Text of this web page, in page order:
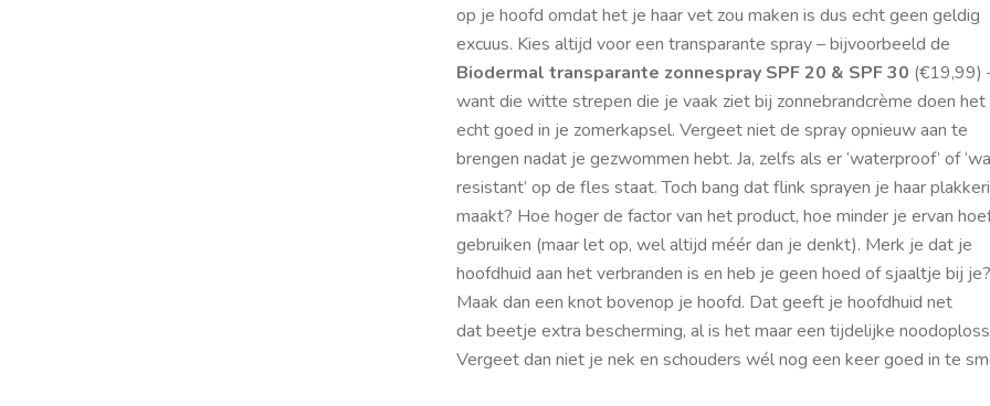
op je hoofd omdat het je haar vet zou maken is dus echt geen geldig
excuus. Kies altijd voor een transparante spray – bijvoorbeeld de
Biodermal transparante zonnespray SPF 20 & SPF 30 (€19,99)
want die witte strepen die je vaak ziet bij zonnebrandcrème doen
echt goed in je zomerkapsel. Vergeet niet de spray opnieuw aan te
brengen nadat je gezwommen hebt. Ja, zelfs als er ‘waterproof’ of
resistant’ op de fles staat. Toch bang dat flink sprayen je haar
maakt? Hoe hoger de factor van het product, hoe minder je ervan
gebruiken (maar let op, wel altijd méér dan je denkt). Merk je dat je
hoofdhuid aan het verbranden is en heb je geen hoed of sjaaltje bij je?
Maak dan een knot bovenop je hoofd. Dat geeft je hoofdhuid net
dat beetje extra bescherming, al is het maar een tijdelijke
Vergeet dan niet je nek en schouders wél nog een keer goed in te